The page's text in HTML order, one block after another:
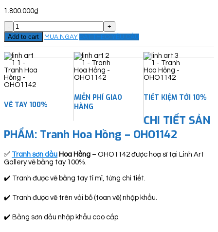
1.800.000₫
Tranh
Hoa
Hồng
-
OHO1142
quantity
Add to cart MUA NGAY ĐẶT THEO YÊU CẦU
VẼ TAY 100%
MIỄN PHÍ GIAO
HÀNG
TIẾT KIỆM TỚI 10%
CHI TIẾT SẢN
PHẨM: Tranh Hoa Hồng – OHO1142
✅ Tranh sơn dầu Hoa Hồng – OHO1142 được hoạ sĩ tại Linh Art
Gallery vẽ bằng tay 100%.
✔️ Tranh được vẽ bằng tay tỉ mỉ, từng chi tiết.
✔️ Tranh được vẽ trên vải bố (toan vẽ) nhập khẩu.
✔️ Bằng sơn dầu nhập khẩu cao cấp.